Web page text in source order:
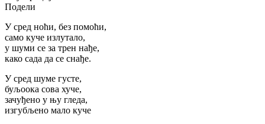
Подели
У сред ноћи, без помоћи,
само куче излутало,
у шуми се за трен нађе,
како сада да се снађе.
У сред шуме густе,
буљоока сова хуче,
зачуђено у њу гледа,
изгубљено мало куче